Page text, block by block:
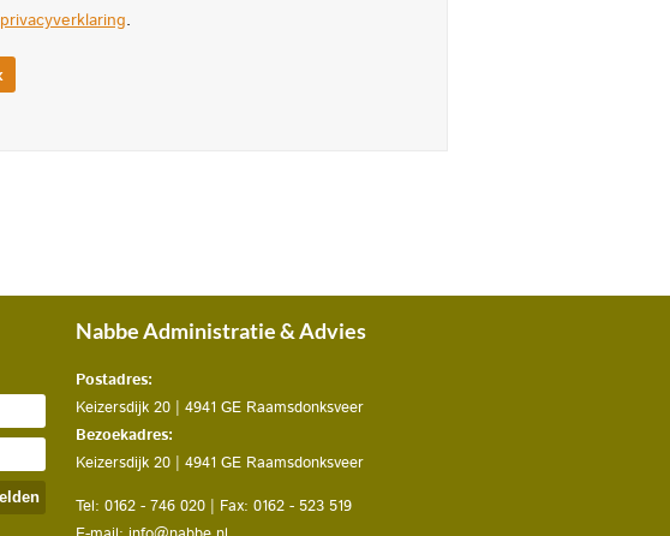
privacyverklaring.
Nabbe Administratie & Advies
Postadres:
Keizersdijk 20 | 4941 GE Raamsdonksveer
Bezoekadres:
Keizersdijk 20 | 4941 GE Raamsdonksveer
Tel: 0162 - 746 020 | Fax: 0162 - 523 519